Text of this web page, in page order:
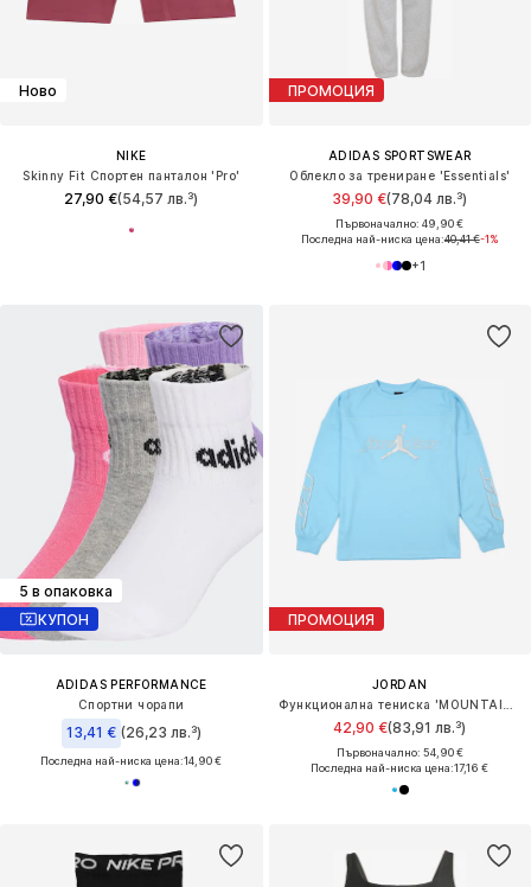
Ново
NIKE
Skinny Fit Спортен панталон 'Pro'
27,90 €(54,57 лв.³)
ПРОМОЦИЯ
ADIDAS SPORTSWEAR
Облекло за трениране 'Essentials'
39,90 €(78,04 лв.³)
Първоначално: 49,90 €
Последна най-ниска цена:40,41 €-1%
+1
5 в опаковка
КУПОН
ADIDAS PERFORMANCE
Спортни чорапи
13,41 € (26,23 лв.³)
Последна най-ниска цена:14,90 €
ПРОМОЦИЯ
JORDAN
42,90 €(83,91 лв.³)
Първоначално: 54,90 €
Последна най-ниска цена:17,16 €